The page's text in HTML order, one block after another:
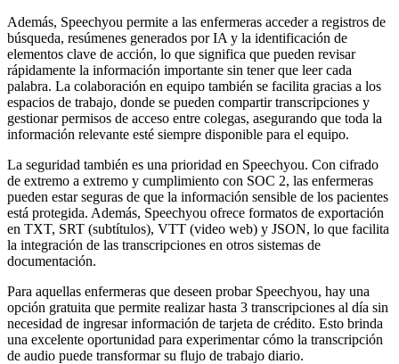
Además, Speechyou permite a las enfermeras acceder a registros de
búsqueda, resúmenes generados por IA y la identificación de
elementos clave de acción, lo que significa que pueden revisar
rápidamente la información importante sin tener que leer cada
palabra. La colaboración en equipo también se facilita gracias a los
espacios de trabajo, donde se pueden compartir transcripciones y
gestionar permisos de acceso entre colegas, asegurando que toda la
información relevante esté siempre disponible para el equipo.
La seguridad también es una prioridad en Speechyou. Con cifrado
de extremo a extremo y cumplimiento con SOC 2, las enfermeras
pueden estar seguras de que la información sensible de los pacientes
está protegida. Además, Speechyou ofrece formatos de exportación
en TXT, SRT (subtítulos), VTT (video web) y JSON, lo que facilita
la integración de las transcripciones en otros sistemas de
documentación.
Para aquellas enfermeras que deseen probar Speechyou, hay una
opción gratuita que permite realizar hasta 3 transcripciones al día sin
necesidad de ingresar información de tarjeta de crédito. Esto brinda
una excelente oportunidad para experimentar cómo la transcripción
de audio puede transformar su flujo de trabajo diario.